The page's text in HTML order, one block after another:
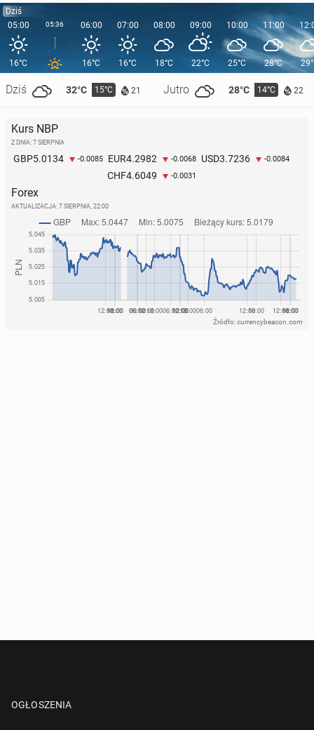
Dziś
05:00
16°C
Dziś 32°C 15°C 21 Jutro 28°C 14°C 22
05:36 06:00
16°C
07:00
16°C
08:00
18°C
09:00
22°C
10:00
25°C
11:00
28°C
Kurs NBP
Z DNIA: 7 SIERPNIA
GBP5.0134 -0.0085 EUR4.2982 -0.0068 USD3.7236 -0.0084
CHF4.6049 -0.0031
Forex
AKTUALIZACJA: 7 SIERPNIA, 22:00
Źródło: currencybeacon.com
OGŁOSZENIA